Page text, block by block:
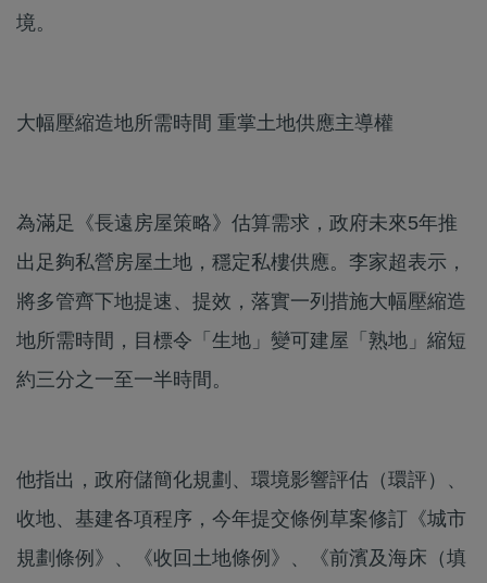
境。
大幅壓縮造地所需時間 重掌土地供應主導權
為滿足《長遠房屋策略》估算需求，政府未來5年推
出足夠私營房屋土地，穩定私樓供應。李家超表示，
將多管齊下地提速、提效，落實一列措施大幅壓縮造
地所需時間，目標令「生地」變可建屋「熟地」縮短
約三分之一至一半時間。
他指出，政府儲簡化規劃、環境影響評估（環評）、
收地、基建各項程序，今年提交條例草案修訂《城市
規劃條例》、《收回土地條例》、《前濱及海床（填